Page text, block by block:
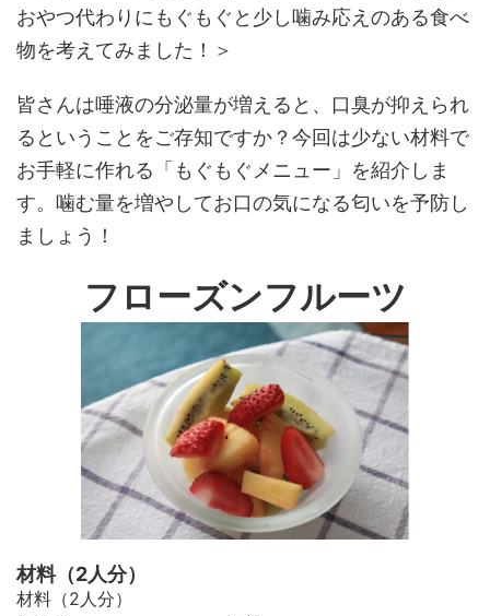
おやつ代わりにもぐもぐと少し噛み応えのある食べ
物を考えてみました！＞
皆さんは唾液の分泌量が増えると、口臭が抑えられ
るということをご存知ですか？今回は少ない材料で
お手軽に作れる「もぐもぐメニュー」を紹介しま
す。噛む量を増やしてお口の気になる匂いを予防し
ましょう！
フローズンフルーツ
材料（2人分）
材料（2人分）